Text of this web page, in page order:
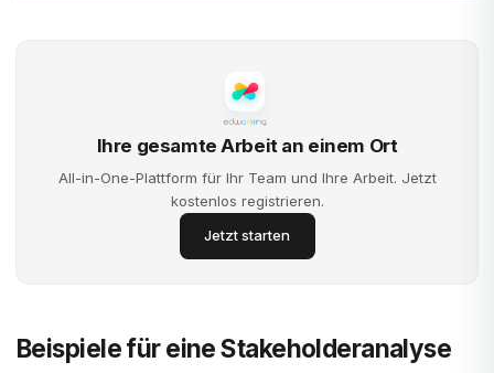
Ihre gesamte Arbeit an einem Ort
All-in-One-Plattform für Ihr Team und Ihre Arbeit. Jetzt
kostenlos registrieren.
Jetzt starten
Beispiele für eine Stakeholderanalyse